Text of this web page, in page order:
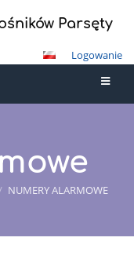
Parsęty
Logowanie
NUMERY ALARMOWE